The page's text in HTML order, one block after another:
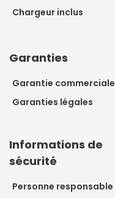
Chargeur inclus
Garanties
Garantie commerciale
Garanties légales
Informations de
sécurité
Personne responsable